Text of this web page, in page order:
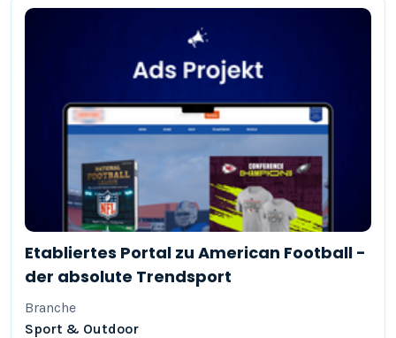
Etabliertes Portal zu American Football -
der absolute Trendsport
Branche
Sport & Outdoor